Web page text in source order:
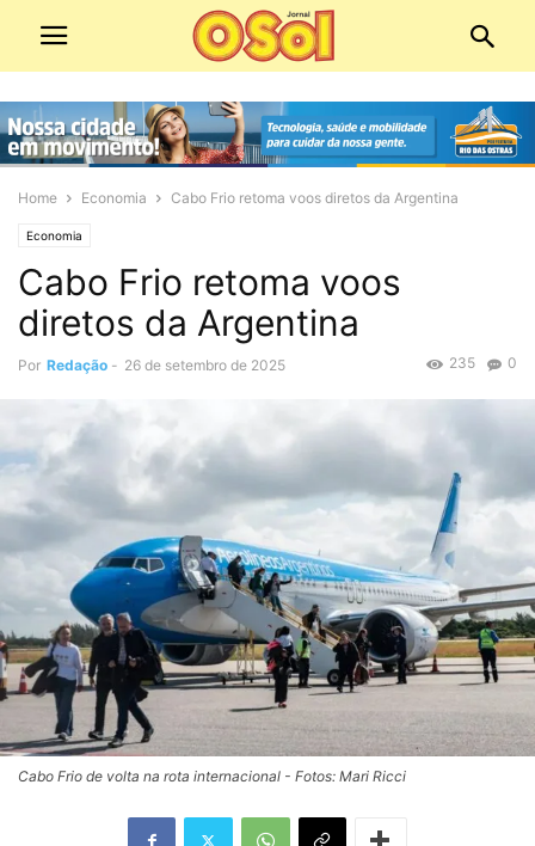
Home Economia Cabo Frio retoma voos diretos da Argentina
Economia
Cabo Frio retoma voos
diretos da Argentina
Por Redação - 26 de setembro de 2025 0
235
Cabo Frio de volta na rota internacional - Fotos: Mari Ricci